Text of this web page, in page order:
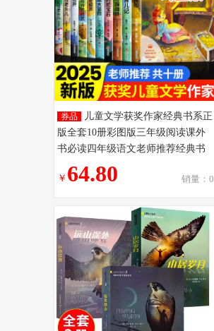
券品
儿童文学获奖作家经典书系正
版全套10册彩图版三年级阅读课外
书必读四年级语文老师推荐经典书
目五六年级教材同步阅读人教版课
本
￥ 64.80 销量：0